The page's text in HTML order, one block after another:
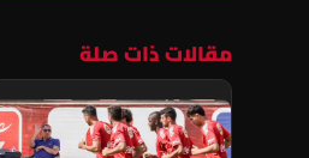
مقالات ذات صلة